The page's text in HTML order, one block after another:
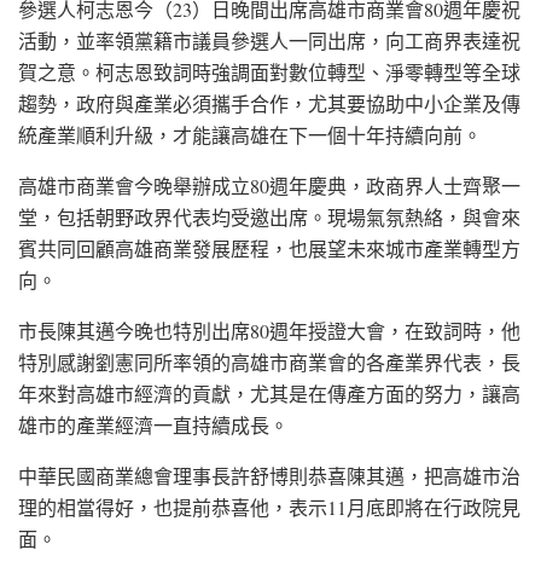
參選人柯志恩今（23）日晚間出席高雄市商業會80週年慶祝
活動，並率領黨籍市議員參選人一同出席，向工商界表達祝
賀之意。柯志恩致詞時強調面對數位轉型、淨零轉型等全球
趨勢，政府與產業必須攜手合作，尤其要協助中小企業及傳
統產業順利升級，才能讓高雄在下一個十年持續向前。
高雄市商業會今晚舉辦成立80週年慶典，政商界人士齊聚一
堂，包括朝野政界代表均受邀出席。現場氣氛熱絡，與會來
賓共同回顧高雄商業發展歷程，也展望未來城市產業轉型方
向。
市長陳其邁今晚也特別出席80週年授證大會，在致詞時，他
特別感謝劉憲同所率領的高雄市商業會的各產業界代表，長
年來對高雄市經濟的貢獻，尤其是在傳產方面的努力，讓高
雄市的產業經濟一直持續成長。
中華民國商業總會理事長許舒博則恭喜陳其邁，把高雄市治
理的相當得好，也提前恭喜他，表示11月底即將在行政院見
面。